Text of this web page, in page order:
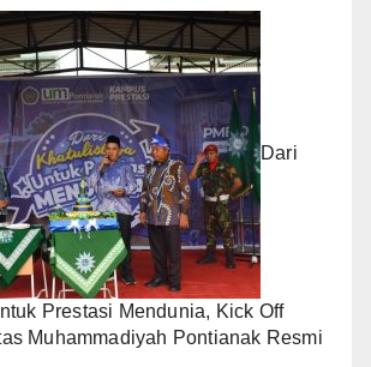
Dari
Prestasi Mendunia, Kick Off
Muhammadiyah Pontianak Resmi